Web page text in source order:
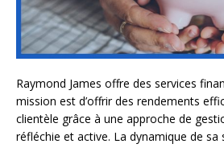
Raymond James offre des services
mission est d’offrir des rendements
clientèle grâce à une approche de
réfléchie et active. La dynamique de